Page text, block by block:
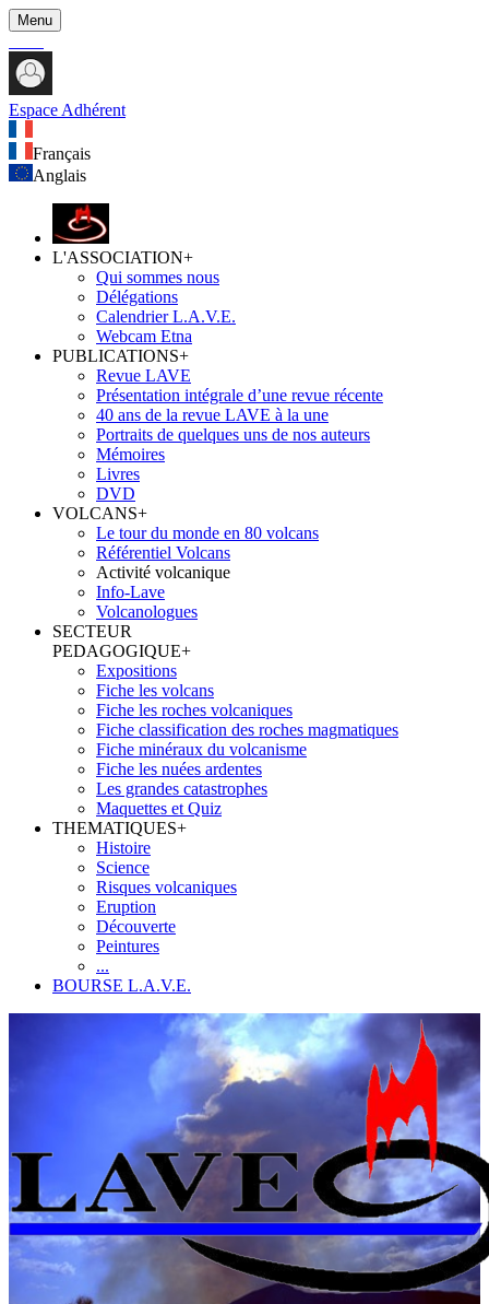
Menu
Espace Adhérent
Français
Anglais
L'ASSOCIATION+
Qui sommes nous
Délégations
Calendrier L.A.V.E.
Webcam Etna
PUBLICATIONS+
Revue LAVE
Présentation intégrale d’une revue récente
40 ans de la revue LAVE à la une
Portraits de quelques uns de nos auteurs
Mémoires
Livres
DVD
VOLCANS+
Le tour du monde en 80 volcans
Référentiel Volcans
Activité volcanique
Info-Lave
Volcanologues
SECTEUR
PEDAGOGIQUE+
Expositions
Fiche les volcans
Fiche les roches volcaniques
Fiche classification des roches magmatiques
Fiche minéraux du volcanisme
Fiche les nuées ardentes
Les grandes catastrophes
Maquettes et Quiz
THEMATIQUES+
Histoire
Science
Risques volcaniques
Eruption
Découverte
Peintures
...
BOURSE L.A.V.E.